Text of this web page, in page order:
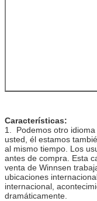
Características:
1. Podemos otro
usted, él estamos
al mismo tiempo. Los
antes de compra. Esta
venta de Winnsen
ubicaciones
internacional,
dramáticamente.